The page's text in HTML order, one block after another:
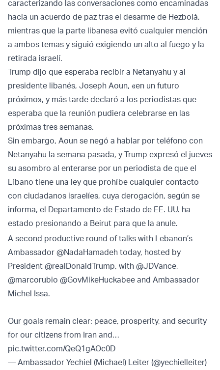
caracterizando las conversaciones como encaminadas
hacia un acuerdo de paz tras el desarme de Hezbolá,
mientras que la parte libanesa evitó cualquier mención
a ambos temas y siguió exigiendo un alto al fuego y la
retirada israelí.
Trump dijo que esperaba recibir a Netanyahu y al
presidente libanés, Joseph Aoun, «en un futuro
próximo», y más tarde declaró a los periodistas que
esperaba que la reunión pudiera celebrarse en las
próximas tres semanas.
Sin embargo, Aoun se negó a hablar por teléfono con
Netanyahu la semana pasada, y Trump expresó el jueves
su asombro al enterarse por un periodista de que el
Líbano tiene una ley que prohíbe cualquier contacto
con ciudadanos israelíes, cuya derogación, según se
informa, el Departamento de Estado de EE. UU. ha
estado presionando a Beirut para que la anule.
A second productive round of talks with Lebanon’s
Ambassador @NadaHamadeh today, hosted by
President @realDonaldTrump, with @JDVance,
@marcorubio @GovMikeHuckabee and Ambassador
Michel Issa.
Our goals remain clear: peace, prosperity, and security
for our citizens from Iran and…
pic.twitter.com/QeQ1gAOc0D
— Ambassador Yechiel (Michael) Leiter (@yechielleiter)